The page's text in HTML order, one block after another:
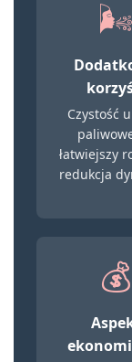
🌬️
Czystość
łatwiejszy
redukcja
💰